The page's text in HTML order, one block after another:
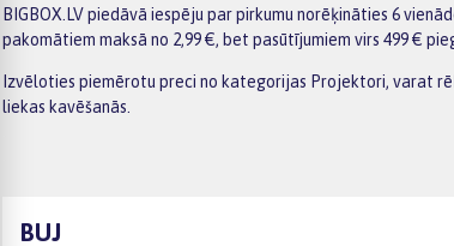
BIGBOX.LV piedāvā iespēju par pirkumu norēķināties 6
pakomātiem maksā no 2,99 €, bet pasūtījumiem virs 499 €
Izvēloties piemērotu preci no kategorijas Projektori, varat
liekas kavēšanās.
BUJ